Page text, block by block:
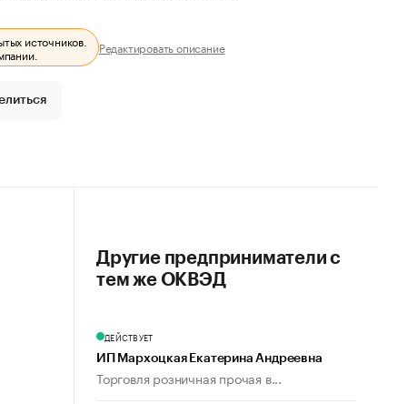
источников. Редактировать описание
Другие предприниматели с
тем же ОКВЭД
ДЕЙСТВУЕТ
ИП Мархоцкая Екатерина Андреевна
Торговля розничная прочая в...